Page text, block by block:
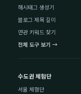
해시태그 생성기
블로그 제목 길이
연관 키워드 찾기
전체 도구 보기 →
수도권 체험단
서울 체험단